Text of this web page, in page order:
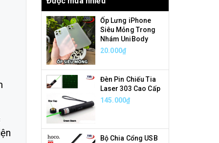
Ốp Lưng iPhone
Siêu Mỏng Trong
Nhám UniBody
20.000₫
Đèn Pin Chiếu Tia
Laser 303 Cao Cấp
145.000₫
Bộ Chia Cổng USB